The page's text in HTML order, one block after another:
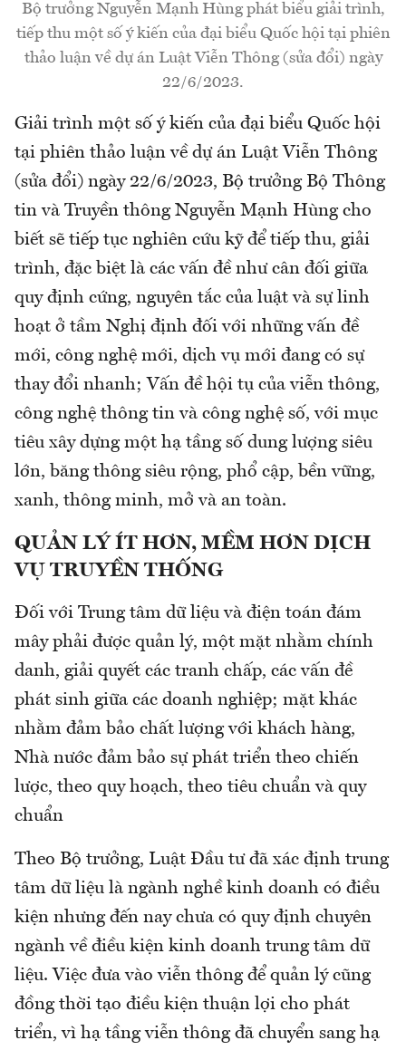
Bộ trưởng Nguyễn Mạnh Hùng phát biểu giải trình,
tiếp thu một số ý kiến của đại biểu Quốc hội tại phiên
thảo luận về dự án Luật Viễn Thông (sửa đổi) ngày
22/6/2023.
Giải trình một số ý kiến của đại biểu Quốc hội
tại phiên thảo luận về dự án Luật Viễn Thông
(sửa đổi) ngày 22/6/2023, Bộ trưởng Bộ Thông
tin và Truyền thông Nguyễn Mạnh Hùng cho
biết sẽ tiếp tục nghiên cứu kỹ để tiếp thu, giải
trình, đặc biệt là các vấn đề như cân đối giữa
quy định cứng, nguyên tắc của luật và sự linh
hoạt ở tầm Nghị định đối với những vấn đề
mới, công nghệ mới, dịch vụ mới đang có sự
thay đổi nhanh; Vấn đề hội tụ của viễn thông,
công nghệ thông tin và công nghệ số, với mục
tiêu xây dựng một hạ tầng số dung lượng siêu
lớn, băng thông siêu rộng, phổ cập, bền vững,
xanh, thông minh, mở và an toàn.
QUẢN LÝ ÍT HƠN, MỀM HƠN DỊCH
VỤ TRUYỀN THỐNG
Đối với Trung tâm dữ liệu và điện toán đám
mây phải được quản lý, một mặt nhằm chính
danh, giải quyết các tranh chấp, các vấn đề
phát sinh giữa các doanh nghiệp; mặt khác
nhằm đảm bảo chất lượng với khách hàng,
Nhà nước đảm bảo sự phát triển theo chiến
lược, theo quy hoạch, theo tiêu chuẩn và quy
chuẩn
Theo Bộ trưởng, Luật Đầu tư đã xác định trung
tâm dữ liệu là ngành nghề kinh doanh có điều
kiện nhưng đến nay chưa có quy định chuyên
ngành về điều kiện kinh doanh trung tâm dữ
liệu. Việc đưa vào viễn thông để quản lý cũng
đồng thời tạo điều kiện thuận lợi cho phát
triển, vì hạ tầng viễn thông đã chuyển sang hạ